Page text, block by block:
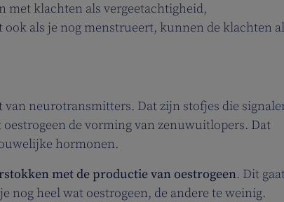
met klachten als vergeetachtigheid,
als je nog menstrueert, kunnen de klachten al
neurotransmitters. Dat zijn stofjes die
de vorming van zenuwuitlopers. Dat
hormonen.
met de productie van oestrogeen. Dit
nog heel wat oestrogeen, de andere te weinig.